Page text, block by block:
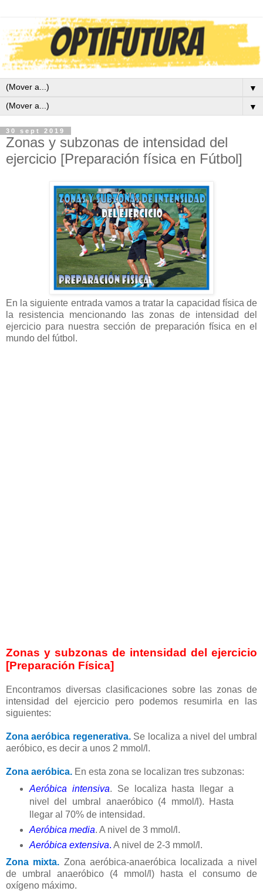
▼
▼
30 sept 2019
Zonas y subzonas de intensidad del
ejercicio [Preparación física en Fútbol]
En la siguiente entrada vamos a tratar la capacidad física de
la resistencia mencionando las zonas de intensidad del
ejercicio para nuestra sección de preparación física en el
mundo del fútbol.
Zonas y subzonas de intensidad del ejercicio
[Preparación Física]
Encontramos diversas clasificaciones sobre las zonas de
intensidad del ejercicio pero podemos resumirla en las
siguientes:
Zona aeróbica regenerativa.Se localiza a nivel del umbral
aeróbico, es decir a unos 2 mmol/l.
Zona aeróbica. En esta zona se localizan tres subzonas:
Aeróbica intensiva. Se localiza hasta llegar a
nivel del umbral anaeróbico (4 mmol/l). Hasta
llegar al 70% de intensidad.
Aeróbica media. A nivel de 3 mmol/l.
Aeróbica extensiva. A nivel de 2-3 mmol/l.
Zona mixta. Zona aeróbica-anaeróbica localizada a nivel
de umbral anaeróbico (4 mmol/l) hasta el consumo de
oxígeno máximo.